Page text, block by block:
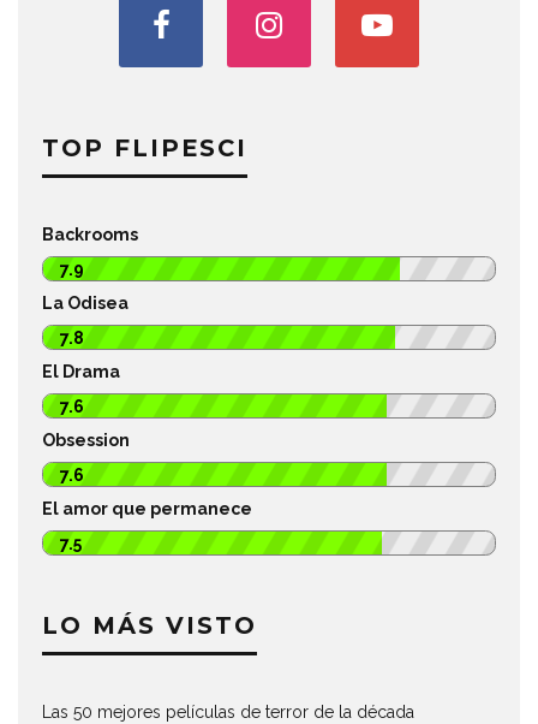
TOP FLIPESCI
Backrooms
7.9
La Odisea
7.8
El Drama
7.6
Obsession
7.6
El amor que permanece
7.5
LO MÁS VISTO
Las 50 mejores películas de terror de la década